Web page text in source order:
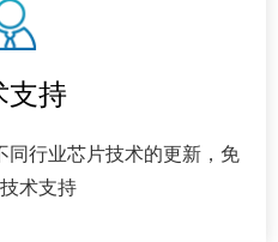
支持
行业芯片技术的更新，免
术支持